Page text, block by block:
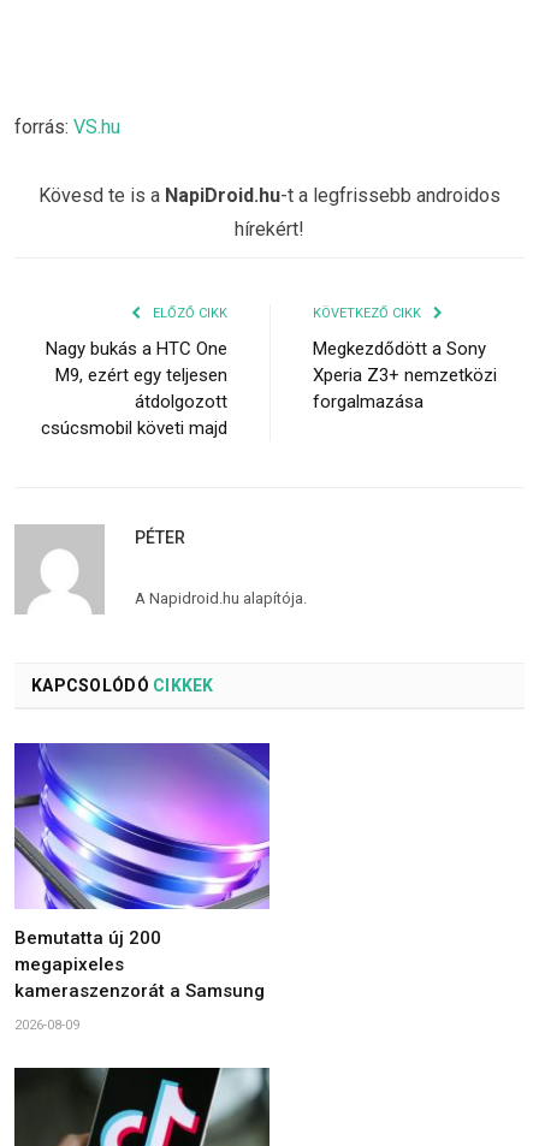
forrás: VS.hu
Kövesd te is a NapiDroid.hu-t a legfrissebb androidos
hírekért!
ELŐZŐ CIKK
Nagy bukás a HTC One
M9, ezért egy teljesen
átdolgozott
csúcsmobil követi majd
KÖVETKEZŐ CIKK
Megkezdődött a Sony
Xperia Z3+ nemzetközi
forgalmazása
PÉTER
A Napidroid.hu alapítója.
KAPCSOLÓDÓ CIKKEK
Bemutatta új 200
megapixeles
kameraszenzorát a Samsung
2026-08-09